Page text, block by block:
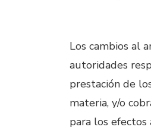
Los cambios al
autoridades
prestación de
materia, y/o
para los efectos